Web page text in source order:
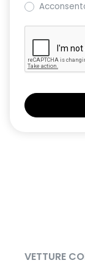
Kit di gonfiaggio
Nuovo Media
tempo reale +
Panchetta
Sedile
Selleria in
VETTURE